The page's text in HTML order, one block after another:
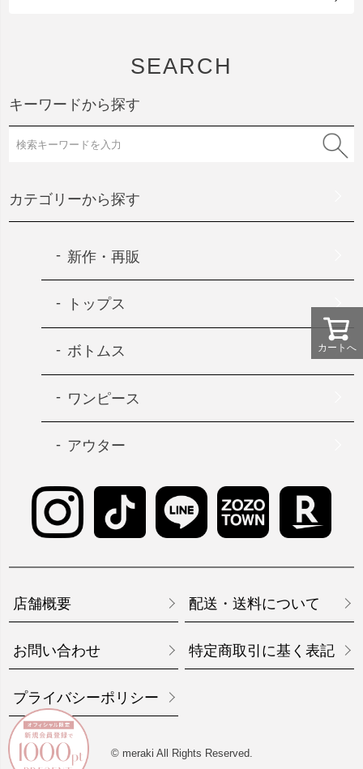
カートへ
SEARCH
キーワードから探す
カテゴリーから探す
新作・再販
トップス
ボトムス
ワンピース
アウター
店舗概要 配送・送料について
お問い合わせ 特定商取引に基く表記
プライバシーポリシー
© meraki All Rights Reserved.